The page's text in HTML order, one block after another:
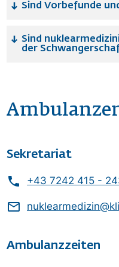
Sind Vorbefunde
Sind
der
Sekretariat
phone +43 7242 415 -
mail_outline
Ambulanzzeiten